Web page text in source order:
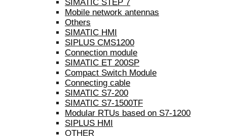
SIMATIC STEP 7
Mobile network antennas
Others
SIMATIC HMI
SIPLUS CMS1200
Connection module
SIMATIC ET 200SP
Compact Switch Module
Connecting cable
SIMATIC S7-200
SIMATIC S7-1500TF
Modular RTUs based on S7-1200
SIPLUS HMI
OTHER